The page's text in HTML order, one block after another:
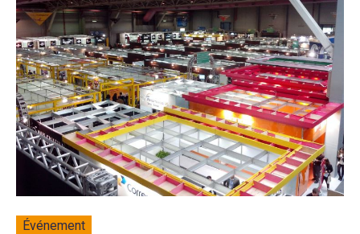
Événement